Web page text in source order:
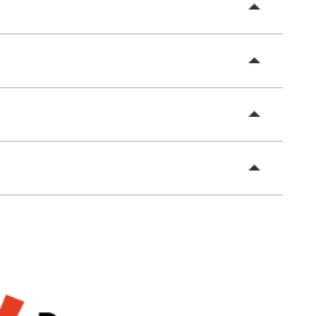
arrow_drop_up
arrow_drop_up
arrow_drop_up
arrow_drop_up